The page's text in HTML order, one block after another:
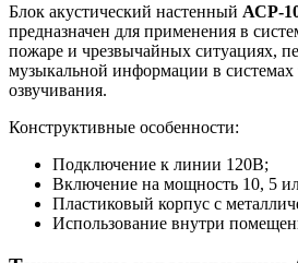
Блок акустический настенный АСР-
предназначен для применения в
пожаре и чрезвычайных ситуациях,
музыкальной информации в системах
озвучивания.
Конструктивные особенности:
Подключение к линии 120В;
Включение на мощность 10, 5
Пластиковый корпус с
Использование внутри